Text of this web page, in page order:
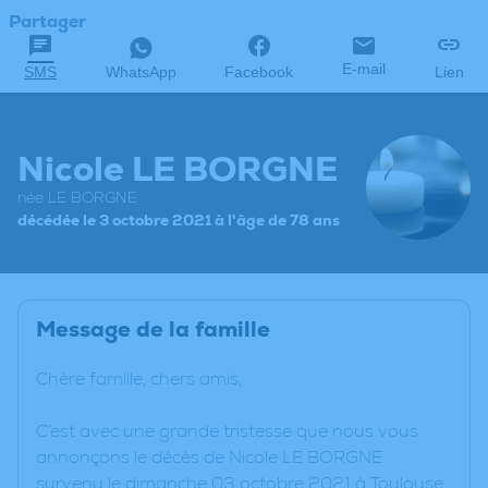
Partager
SMS WhatsApp Facebook E-mail Lien
Nicole LE BORGNE
née LE BORGNE
décédée le 3 octobre 2021 à l'âge de 78 ans
Message de la famille
Chère famille, chers amis,
C’est avec une grande tristesse que nous vous
annonçons le décès de Nicole LE BORGNE
survenu le dimanche 03 octobre 2021 à Toulouse.